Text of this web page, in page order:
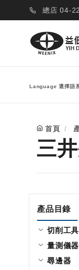
總店 04-
Language 選擇語
首頁
三
產品目錄
切削工具
量測儀器
尋邊器